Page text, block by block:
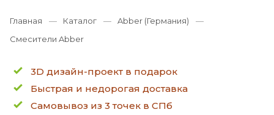
Главная — Каталог — Abber (Германия)
—
Смесители Abber
3D дизайн-проект в подарок
Быстрая и недорогая доставка
Самовывоз из 3 точек в СПб